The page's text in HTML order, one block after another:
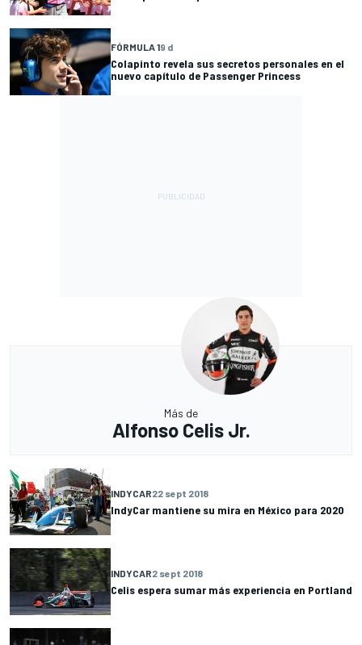
FÓRMULA 19 d
Colapinto revela sus secretos personales en el
nuevo capítulo de Passenger Princess
Más de
Alfonso Celis Jr.
INDYCAR22 sept 2018
IndyCar mantiene su mira en México para 2020
INDYCAR2 sept 2018
Celis espera sumar más experiencia en Portland